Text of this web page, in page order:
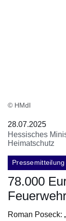
© HMdI
28.07.2025
Hessisches
Heimatschutz
Pressemitteilung
78.000
Roman Poseck: